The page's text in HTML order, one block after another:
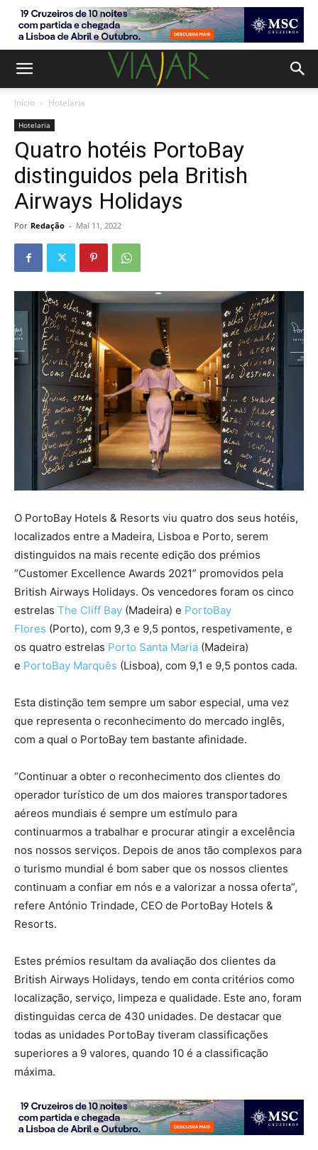
Início Hotelaria
Hotelaria
Quatro hotéis PortoBay
distinguidos pela British
Airways Holidays
Por Redação - Mai 11, 2022
O PortoBay Hotels & Resorts viu quatro dos seus hotéis,
localizados entre a Madeira, Lisboa e Porto, serem
distinguidos na mais recente edição dos prémios
“Customer Excellence Awards 2021” promovidos pela
British Airways Holidays. Os vencedores foram os cinco
estrelas The Cliff Bay (Madeira) e PortoBay
Flores (Porto), com 9,3 e 9,5 pontos, respetivamente, e
os quatro estrelas Porto Santa Maria (Madeira)
e PortoBay Marquês (Lisboa), com 9,1 e 9,5 pontos cada.
Esta distinção tem sempre um sabor especial, uma vez
que representa o reconhecimento do mercado inglês,
com a qual o PortoBay tem bastante afinidade.
“Continuar a obter o reconhecimento dos clientes do
operador turístico de um dos maiores transportadores
aéreos mundiais é sempre um estímulo para
continuarmos a trabalhar e procurar atingir a excelência
nos nossos serviços. Depois de anos tão complexos para
o turismo mundial é bom saber que os nossos clientes
continuam a confiar em nós e a valorizar a nossa oferta”,
refere António Trindade, CEO de PortoBay Hotels &
Resorts.
Estes prémios resultam da avaliação dos clientes da
British Airways Holidays, tendo em conta critérios como
localização, serviço, limpeza e qualidade. Este ano, foram
distinguidas cerca de 430 unidades. De destacar que
todas as unidades PortoBay tiveram classificações
superiores a 9 valores, quando 10 é a classificação
máxima.